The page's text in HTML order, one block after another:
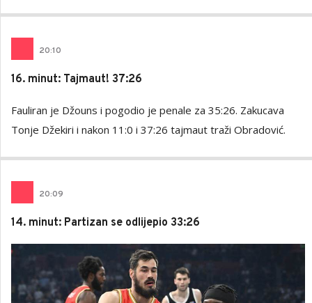
20:10
16. minut: Tajmaut! 37:26
Fauliran je Džouns i pogodio je penale za 35:26. Zakucava
Tonje Džekiri i nakon 11:0 i 37:26 tajmaut traži Obradović.
20:09
14. minut: Partizan se odlijepio 33:26